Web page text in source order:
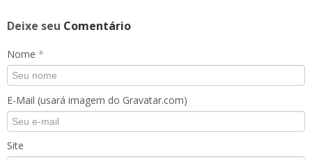
Deixe seu Comentário
Nome *
E-Mail (usará imagem do Gravatar.com)
Site